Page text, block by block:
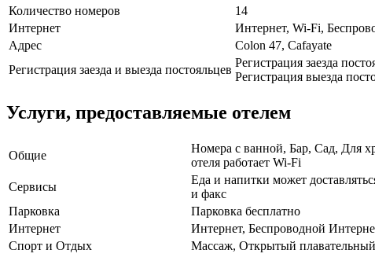
Количество номеров
14
Интернет
Интернет, Wi-Fi,
Адрес
Colon 47, Cafayate
Регистрация заезда и выезда постояльцев
Регистрация заезда
Регистрация выезда
Услуги, предоставляемые отелем
Общие
Номера с ванной, Бар, Сад, Для
отеля работает Wi-Fi
Сервисы
Еда и напитки может
и факс
Парковка
Парковка бесплатно
Интернет
Интернет, Беспроводной
Спорт и Отдых
Массаж, Открытый плавательный